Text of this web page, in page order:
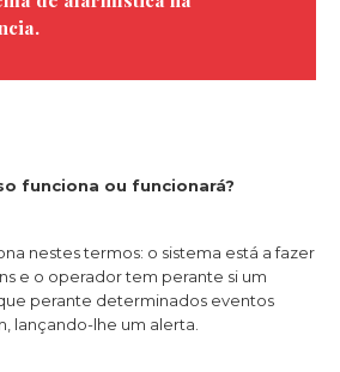
funciona ou funcionará?
nestes termos: o sistema está a fazer
e o operador tem perante si um
perante determinados eventos
lançando-lhe um alerta.